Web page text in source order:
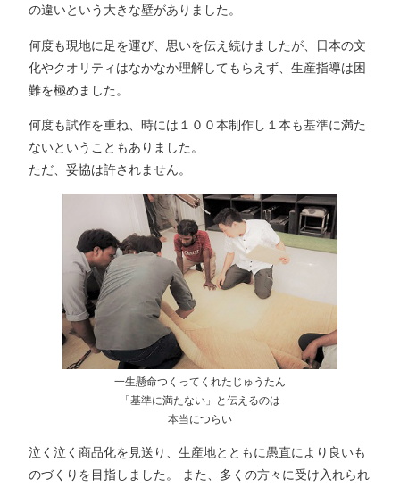
の違いという大きな壁がありました。
何度も現地に足を運び、思いを伝え続けましたが、日本の文
化やクオリティはなかなか理解してもらえず、生産指導は困
難を極めました。
何度も試作を重ね、時には１００本制作し１本も基準に満た
ないということもありました。
ただ、妥協は許されません。
一生懸命つくってくれたじゅうたん
「基準に満たない」と伝えるのは
本当につらい
泣く泣く商品化を見送り、生産地とともに愚直により良いも
のづくりを目指しました。 また、多くの方々に受け入れられ